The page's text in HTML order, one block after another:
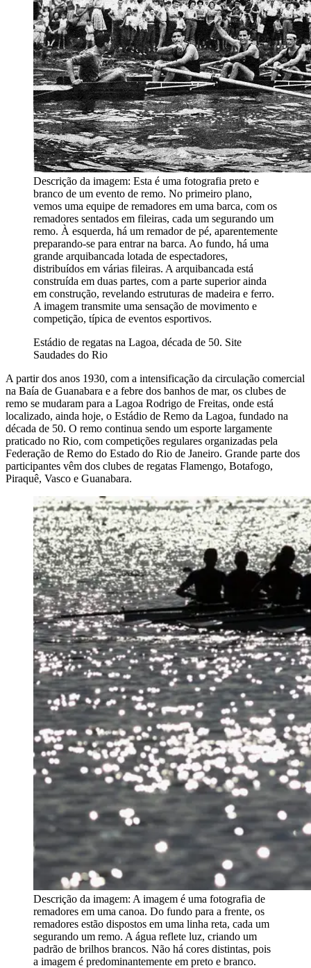
Descrição da imagem: Esta é uma fotografia preto e
branco de um evento de remo. No primeiro plano,
vemos uma equipe de remadores em uma barca, com os
remadores sentados em fileiras, cada um segurando um
remo. À esquerda, há um remador de pé, aparentemente
preparando-se para entrar na barca. Ao fundo, há uma
grande arquibancada lotada de espectadores,
distribuídos em várias fileiras. A arquibancada está
construída em duas partes, com a parte superior ainda
em construção, revelando estruturas de madeira e ferro.
A imagem transmite uma sensação de movimento e
competição, típica de eventos esportivos.
Estádio de regatas na Lagoa, década de 50. Site
Saudades do Rio
A partir dos anos 1930, com a intensificação da circulação comercial
na Baía de Guanabara e a febre dos banhos de mar, os clubes de
remo se mudaram para a Lagoa Rodrigo de Freitas, onde está
localizado, ainda hoje, o Estádio de Remo da Lagoa, fundado na
década de 50. O remo continua sendo um esporte largamente
praticado no Rio, com competições regulares organizadas pela
Federação de Remo do Estado do Rio de Janeiro. Grande parte dos
participantes vêm dos clubes de regatas Flamengo, Botafogo,
Piraquê, Vasco e Guanabara.
Descrição da imagem: A imagem é uma fotografia de
remadores em uma canoa. Do fundo para a frente, os
remadores estão dispostos em uma linha reta, cada um
segurando um remo. A água reflete luz, criando um
padrão de brilhos brancos. Não há cores distintas, pois
a imagem é predominantemente em preto e branco.